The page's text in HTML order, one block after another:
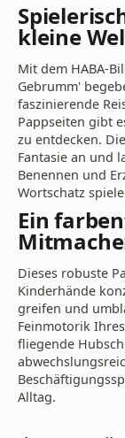
kleine
Mit dem HABA-
Gebrumm'
faszinierende
Pappseiten gibt
zu entdecken.
Fantasie an und
Benennen und
Wortschatz
Ein
Dieses robuste
Kinderhände
greifen und
Feinmotorik
fliegende
Alltag.